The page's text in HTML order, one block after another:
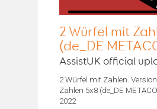
2 Würfel mit
(de_DE
AssistUK official
2 Würfel mit Zahlen.
Zahlen 5x8 (de_DE
2022